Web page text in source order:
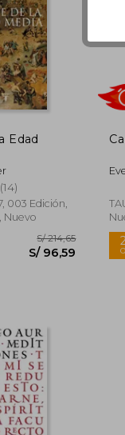
Edad
(14)
003 Edición,
Nuevo